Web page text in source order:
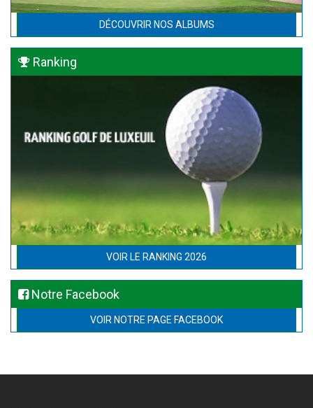
DÉCOUVRIR NOS ALBUMS
Ranking
VOIR LE RANKING 2026
Notre Facebook
VOIR NOTRE PAGE FACEBOOK